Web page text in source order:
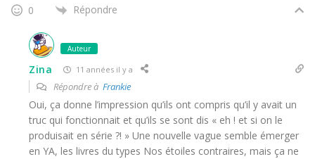
0 Répondre
Auteur
Zina 11 années il y a
Répondre à Frankie
Oui, ça donne l’impression qu’ils ont compris qu’il y avait un
truc qui fonctionnait et qu’ils se sont dis « eh ! et si on le
produisait en série ?! » Une nouvelle vague semble émerger
en YA, les livres du types Nos étoiles contraires, mais ça ne